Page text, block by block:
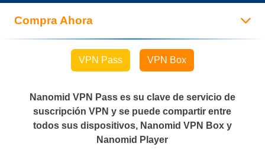
Compra Ahora
VPN Pass VPN Box
Nanomid VPN Pass es su clave de servicio de
suscripción VPN y se puede compartir entre
todos sus dispositivos, Nanomid VPN Box y
Nanomid Player